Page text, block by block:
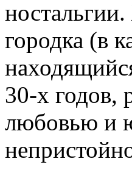
городка (в
30-х годов,
любовью и